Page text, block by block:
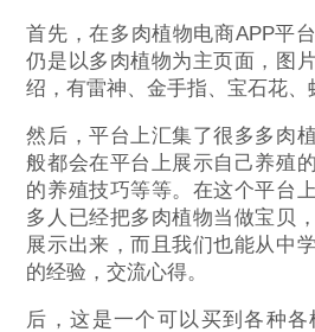
首先，在多肉植物电商APP平
仍是以多肉植物为主页面，图
绍，有雷神、金手指、宝石花、
然后，平台上汇集了很多多肉
般都会在平台上展示自己养殖
的养殖技巧等等。在这个平台
多人已经把多肉植物当做宝贝
展示出来，而且我们也能从中
的经验，交流心得。
后，这是一个可以买到各种